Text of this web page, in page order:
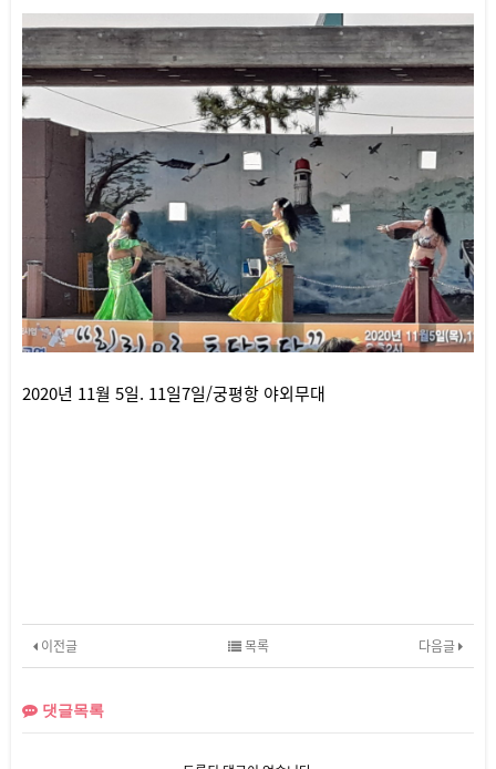
2020년 11월 5일. 11일7일/궁평항 야외무대
이전글 다음글
목록
댓글목록